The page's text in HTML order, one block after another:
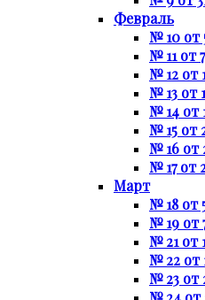
Февраль
№ 10 от
№ 11 от
№ 12 от
№ 13 от
№ 14 от
№ 15 от
№ 16 от
№ 17 от
Март
№ 18 от
№ 19 от
№ 21 от
№ 22 от
№ 23 от